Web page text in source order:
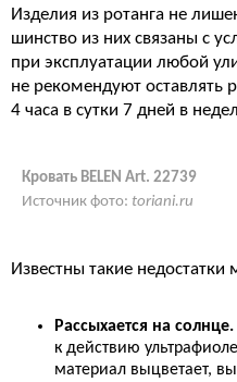
Изделия из ротанга не
шинство из них связаны с
при эксплуатации любой
не рекомендуют оставлять
4 часа в сутки 7 дней в
Кровать BELEN Art. 22739
Источник фото: toriani.ru
Известны такие недостатки
Рассыхается на солнце.
к действию
материал выцветает,